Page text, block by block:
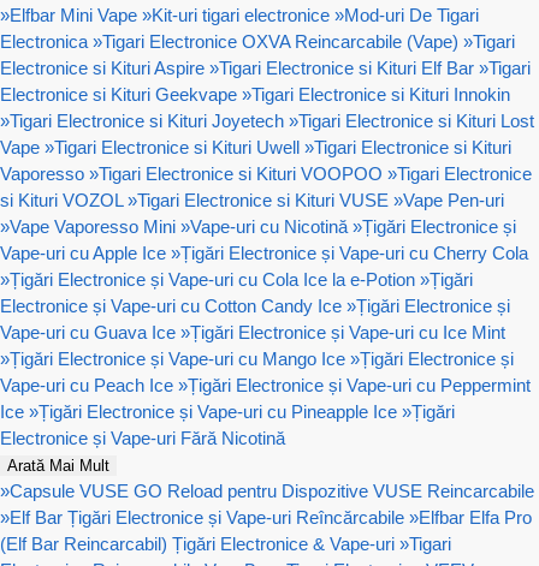
»Elfbar Mini Vape »Kit-uri tigari electronice »Mod-uri De Tigari
Electronica »Tigari Electronice OXVA Reincarcabile (Vape) »Tigari
Electronice si Kituri Aspire »Tigari Electronice si Kituri Elf Bar »Tigari
Electronice si Kituri Geekvape »Tigari Electronice si Kituri Innokin
»Tigari Electronice si Kituri Joyetech »Tigari Electronice si Kituri Lost
Vape »Tigari Electronice si Kituri Uwell »Tigari Electronice si Kituri
Vaporesso »Tigari Electronice si Kituri VOOPOO »Tigari Electronice
si Kituri VOZOL »Tigari Electronice si Kituri VUSE »Vape Pen-uri
»Vape Vaporesso Mini »Vape-uri cu Nicotină »Țigări Electronice și
Vape-uri cu Apple Ice »Țigări Electronice și Vape-uri cu Cherry Cola
»Țigări Electronice și Vape-uri cu Cola Ice la e-Potion »Țigări
Electronice și Vape-uri cu Cotton Candy Ice »Țigări Electronice și
Vape-uri cu Guava Ice »Țigări Electronice și Vape-uri cu Ice Mint
»Țigări Electronice și Vape-uri cu Mango Ice »Țigări Electronice și
Vape-uri cu Peach Ice »Țigări Electronice și Vape-uri cu Peppermint
Ice »Țigări Electronice și Vape-uri cu Pineapple Ice »Țigări
Electronice și Vape-uri Fără Nicotină
Arată Mai Mult
»Capsule VUSE GO Reload pentru Dispozitive VUSE Reincarcabile
»Elf Bar Țigări Electronice și Vape-uri Reîncărcabile »Elfbar Elfa Pro
(Elf Bar Reincarcabil) Țigări Electronice & Vape-uri »Tigari